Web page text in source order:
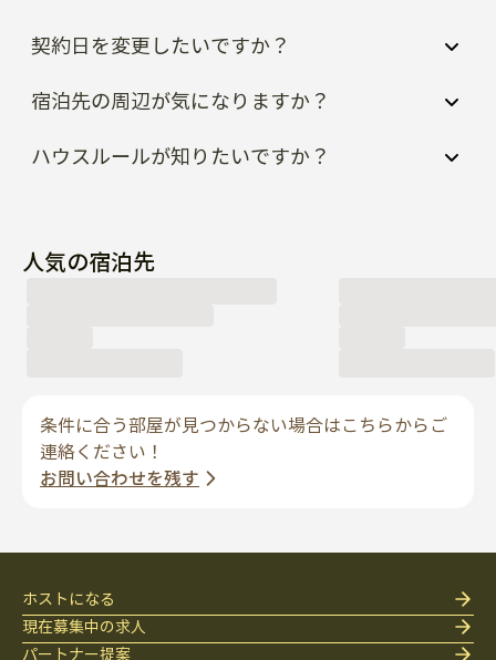
契約日を変更したいですか？
宿泊先の周辺が気になりますか？
ハウスルールが知りたいですか？
人気の宿泊先
条件に合う部屋が見つからない場合はこちらからご
連絡ください！
お問い合わせを残す
ホストになる
現在募集中の求人
パートナー提案